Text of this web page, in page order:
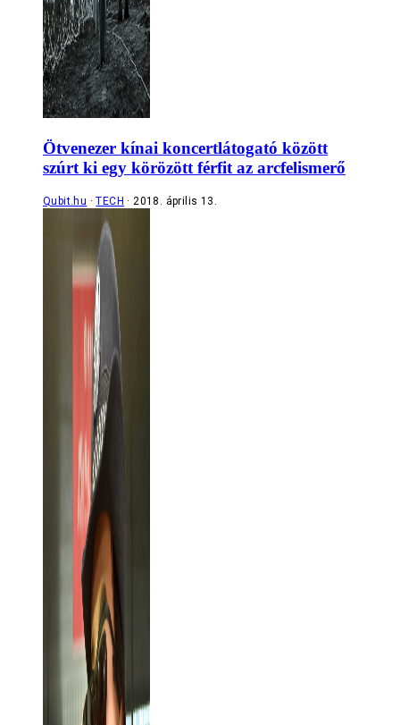
Ötvenezer kínai koncertlátogató között
szúrt ki egy körözött férfit az arcfelismerő
Qubit.hu TECH 2018. április 13.